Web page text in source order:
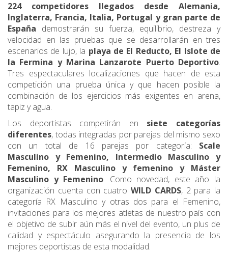
224 competidores llegados desde Alemania,
Inglaterra, Francia, Italia, Portugal y gran parte de
España demostrarán su fuerza, equilibrio, destreza y
velocidad en las pruebas que se desarrollarán en tres
escenarios de lujo, la playa de El Reducto, El Islote de
la Fermina y Marina Lanzarote Puerto Deportivo.
Tres espectaculares localizaciones que hacen de esta
competición una prueba única y que hacen posible la
combinación de los ejercicios más exigentes en arena,
tapiz y agua.
Los deportistas competirán en siete categorías
diferentes, todas integradas por parejas del mismo sexo
con un total de 16 parejas por categoría: Scale
Masculino y Femenino, Intermedio Masculino y
Femenino, RX Masculino y femenino y Máster
Masculino y Femenino. Como novedad, este año la
organización cuenta con cuatro WILD CARDS, 2 para la
categoría RX Masculino y otras dos para el Femenino,
invitaciones para los mejores atletas de nuestro país con
el objetivo de subir aún más el nivel del evento, un plus de
calidad y espectáculo asegurando la presencia de los
mejores deportistas de esta modalidad.